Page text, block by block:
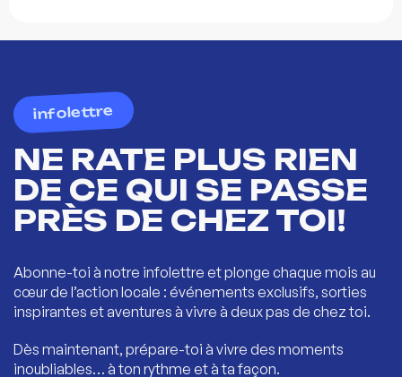
infolettre
NE RATE PLUS RIEN
DE CE QUI SE PASSE
PRÈS DE CHEZ TOI!
Abonne-toi à notre infolettre et plonge chaque mois au
cœur de l’action locale : événements exclusifs, sorties
inspirantes et aventures à vivre à deux pas de chez toi.
Dès maintenant, prépare-toi à vivre des moments
inoubliables… à ton rythme et à ta façon.